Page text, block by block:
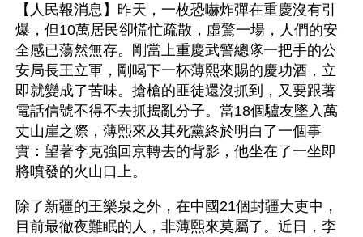
【人民報消息】昨天，一枚恐嚇炸彈在重慶沒有引
爆，但10萬居民卻慌忙疏散，虛驚一場，人們的安
全感已蕩然無存。剛當上重慶武警總隊一把手的公
安局長王立軍，剛喝下一杯薄熙來賜的慶功酒，立
即就變成了苦味。搶槍的匪徒還沒抓到，又要跟著
電話信號不得不去抓搗亂分子。當18個驢友墜入萬
丈山崖之際，薄熙來及其死黨終於明白了一個事
實：望著李克強回京轉去的背影，他坐在了一坐即
將噴發的火山口上。
除了新疆的王樂泉之外，在中國21個封疆大吏中，
目前最徹夜難眠的人，非薄熙來莫屬了。近日，李